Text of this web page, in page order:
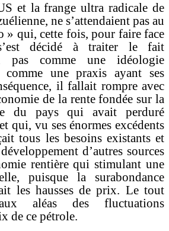
et la frange ultra radicale de
ne s’attendaient pas au
» qui, cette fois, pour faire face
décidé à traiter le fait
pas comme une idéologie
comme une praxis ayant ses
il fallait rompre avec
de la rente fondée sur la
du pays qui avait perduré
qui, vu ses énormes excédents
tous les besoins existants et
d’autres sources
rentière qui stimulant une
puisque la surabondance
les hausses de prix. Le tout
aléas des fluctuations
de ce pétrole.